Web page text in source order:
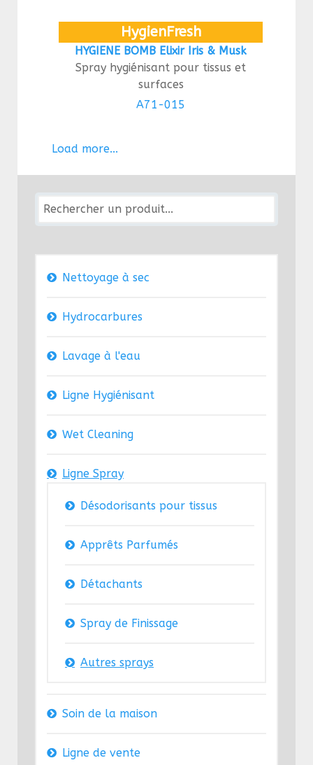
HygienFresh
HYGIENE BOMB Elixir Iris & Musk
Spray hygiénisant pour tissus et
surfaces
A71-015
Load more...
Nettoyage à sec
Hydrocarbures
Lavage à l'eau
Ligne Hygiénisant
Wet Cleaning
Ligne Spray
Désodorisants pour tissus
Apprêts Parfumés
Détachants
Spray de Finissage
Autres sprays
Soin de la maison
Ligne de vente